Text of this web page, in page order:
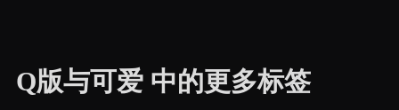
Q版与可爱 中的更多标签